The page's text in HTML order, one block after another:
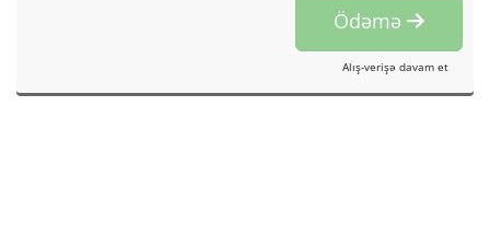
Ödəmə
Alış-verişə davam et